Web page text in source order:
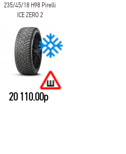
235/45/18 H98 Pirelli
ICE ZERO 2
20 110.00р